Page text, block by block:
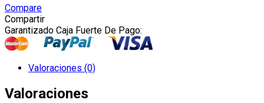
Compare
Compartir
Garantizado Caja Fuerte De Pago:
Valoraciones (0)
Valoraciones